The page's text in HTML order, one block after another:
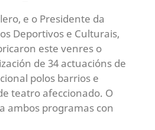
e o Presidente da
Deportivos e Culturais,
este venres o
de 34 actuacións de
polos barrios e
teatro afeccionado. O
ambos programas con